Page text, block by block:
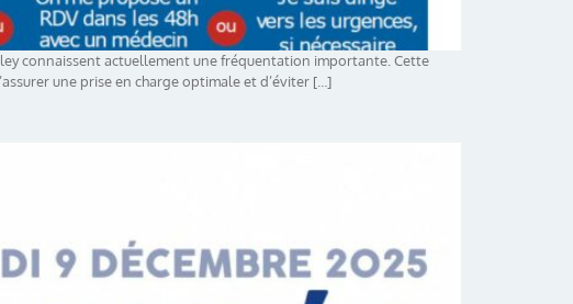
connaissent actuellement une fréquentation importante. Cette
une prise en charge optimale et d’éviter […]